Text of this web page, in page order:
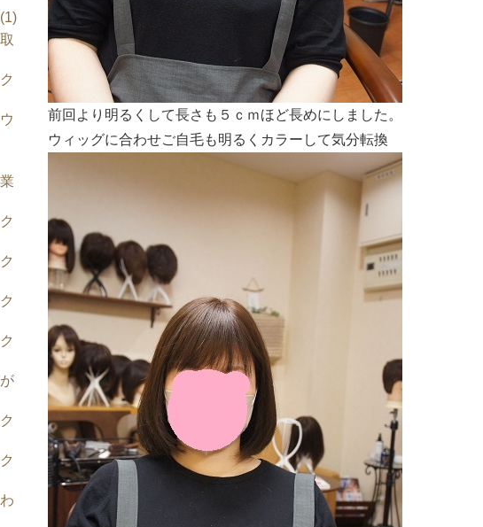
前回より明るくして長さも５ｃｍほど長めにしました。
ウィッグに合わせご自毛も明るくカラーして気分転換